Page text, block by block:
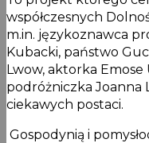
współczesnych
m.in. językoznawca
Kubacki, państwo
Lwow, aktorka
podróżniczka Joanna
ciekawych postaci.
Gospodynią i